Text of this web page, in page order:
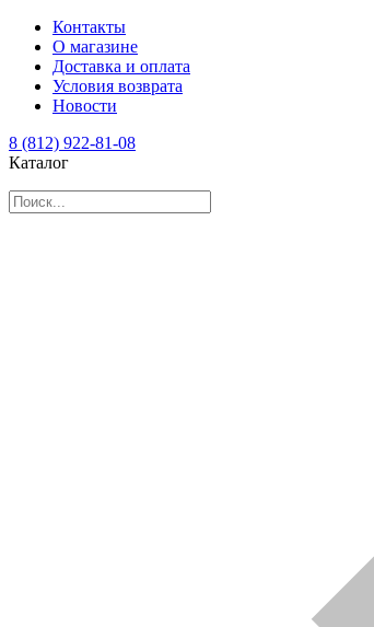
Контакты
О магазине
Доставка и оплата
Условия возврата
Новости
8 (812) 922-81-08
Каталог